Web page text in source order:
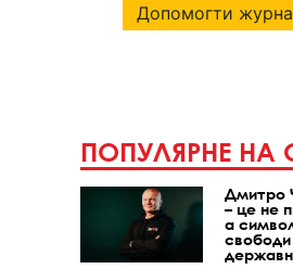
Допомогти
ПОПУЛЯРНЕ НА
Дмитро
– це не
а